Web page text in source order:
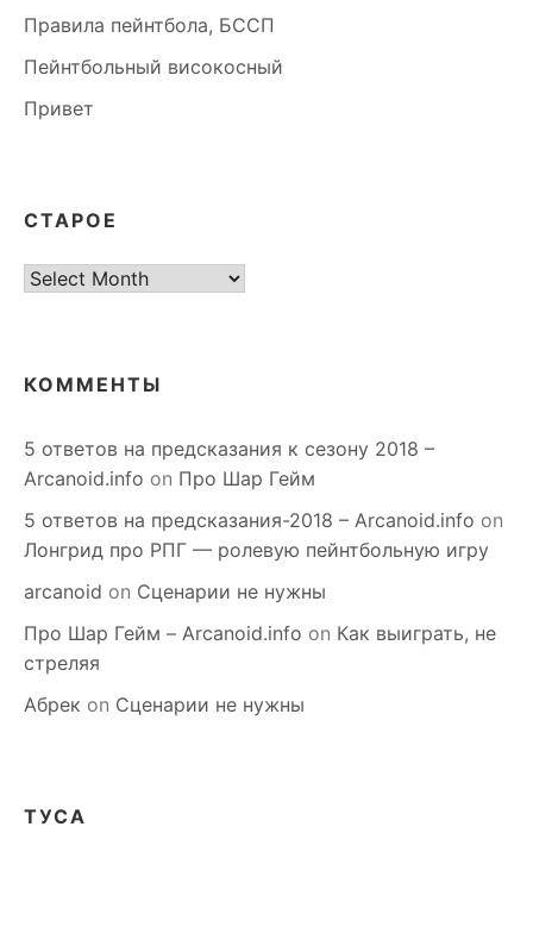
Правила пейнтбола, БССП
Пейнтбольный високосный
Привет
СТАРОЕ
старое
КОММЕНТЫ
5 ответов на предсказания к сезону 2018 –
Arcanoid.info on Про Шар Гейм
5 ответов на предсказания-2018 – Arcanoid.info on
Лонгрид про РПГ — ролевую пейнтбольную игру
arcanoid on Сценарии не нужны
Про Шар Гейм – Arcanoid.info on Как выиграть, не
стреляя
Абрек on Сценарии не нужны
ТУСА